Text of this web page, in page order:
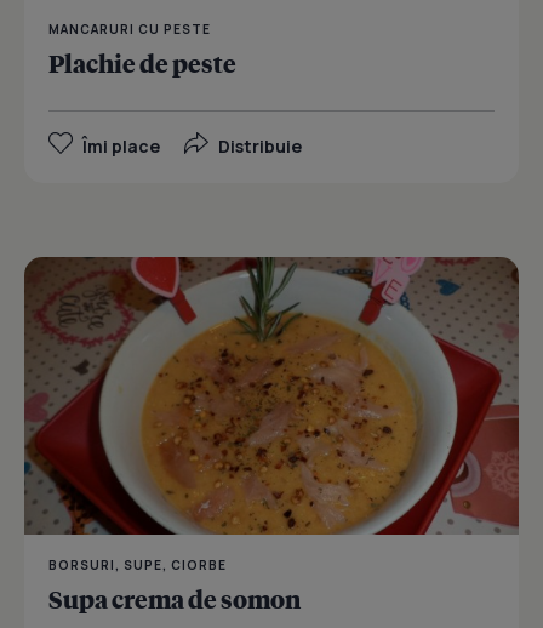
MANCARURI CU PESTE
Plachie de peste
Îmi place Distribuie
BORSURI, SUPE, CIORBE
Supa crema de somon